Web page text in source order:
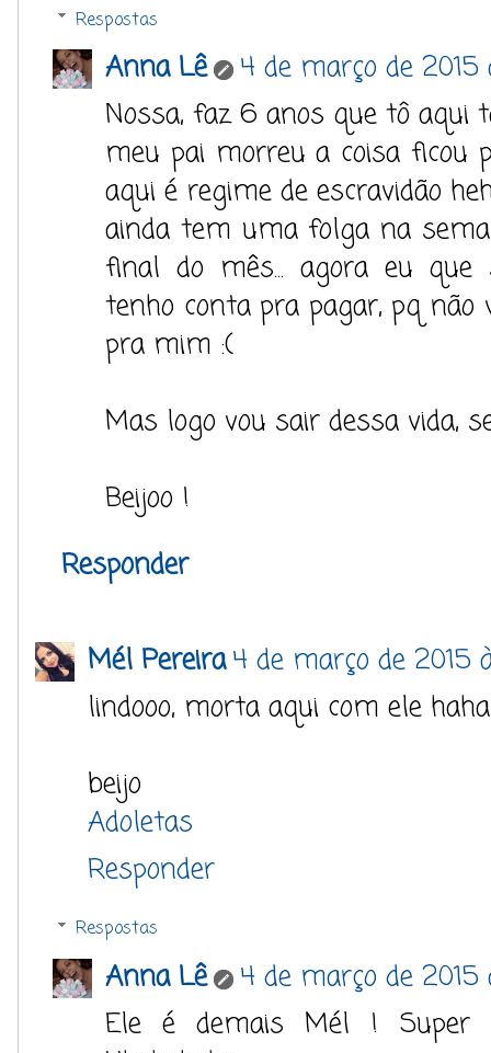
Respostas
Anna Lê
4 de março de 2015
Nossa, faz 6 anos que tô aqui
meu pai morreu a coisa ficou
aqui é regime de escravidão
ainda tem uma folga na
final do mês... agora eu
tenho conta pra pagar, pq não
pra mim :(
Mas logo vou sair dessa vida,
Beijoo !
Responder
Mél Pereira4 de março de 2015
lindooo, morta aqui com ele haha
beijo
Adoletas
Responder
Respostas
Anna Lê
4 de março de 2015
Ele é demais Mél !